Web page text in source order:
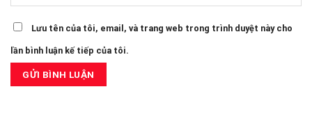
Lưu tên của tôi, email, và trang web trong trình duyệt này cho
lần bình luận kế tiếp của tôi.